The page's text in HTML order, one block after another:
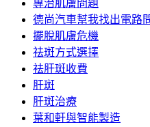
專治肌膚問題
德尚汽車幫我找出電路
擺脫肌膚危機
祛斑方式選擇
祛肝斑收費
肝斑
肝斑治療
葉和軒與智能製造